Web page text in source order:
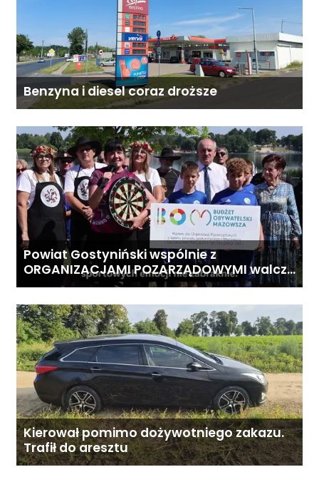
Benzyna i diesel coraz droższe
Powiat Gostyniński wspólnie z
ORGANIZACJAMI POZARZĄDOWYMI walczą
o środki z Budżetu Obywatelskiego
terenu!
Kierował pomimo dożywotniego zakazu.
Trafił do aresztu